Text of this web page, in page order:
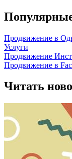
Продвижение в
Услуги
Продвижение
Продвижение в
Читать